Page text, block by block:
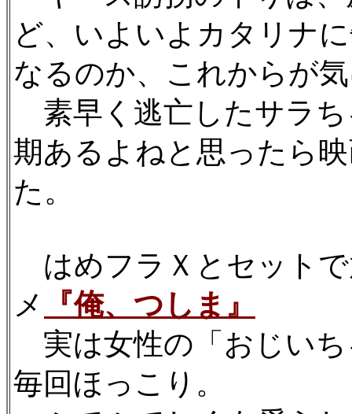
ど、いよいよカタリナ
なるのか、これからが
素早く逃亡したサラ
期あるよねと思ったら
た。
はめフラＸとセット
メ
『俺、つしま』
実は女性の「おじい
毎回ほっこり。